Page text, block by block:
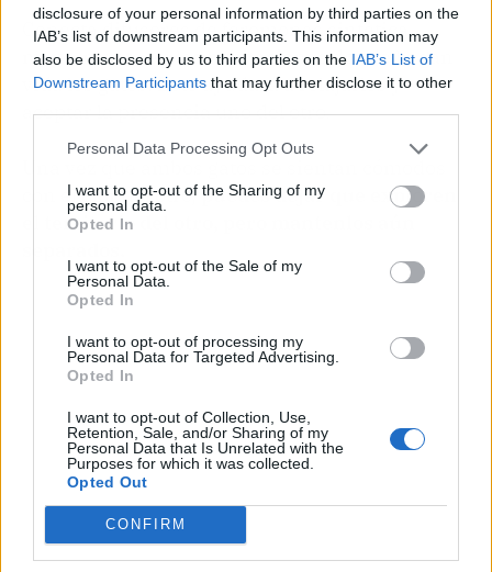
disclosure of your personal information by third parties on the
IAB’s list of downstream participants. This information may
also be disclosed by us to third parties on the IAB’s List of
Downstream Participants that may further disclose it to other
Personal Data Processing Opt Outs
I want to opt-out of the Sharing of my
personal data.
Opted In
I want to opt-out of the Sale of my
Personal Data.
Opted In
I want to opt-out of processing my
Personal Data for Targeted Advertising.
Opted In
I want to opt-out of Collection, Use,
Retention, Sale, and/or Sharing of my
Personal Data that Is Unrelated with the
Purposes for which it was collected.
Opted Out
CONFIRM
Conecta difusores de feromonas sintética,
mayormente en las habitaciones donde hagan
vida los gatos. Esto ayudará a relajarlos y
aceptar la presencia uno del otro.
con el olor del otro,puedes dejar que exploren
el territorio del otro, pero mantenlos aún